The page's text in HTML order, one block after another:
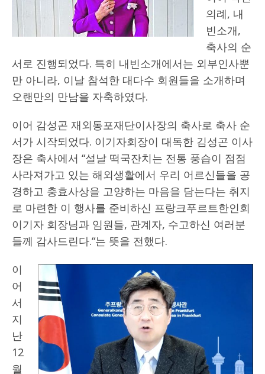
의례, 내
빈소개,
축사의 순
서로 진행되었다. 특히 내빈소개에서는 외부인사뿐
만 아니라, 이날 참석한 대다수 회원들을 소개하며
오랜만의 만남을 자축하였다.
이어 감성곤 재외동포재단이사장의 축사로 축사 순
서가 시작되었다. 이기자회장이 대독한 김성곤 이사
장은 축사에서 “설날 떡국잔치는 전통 풍습이 점점
사라져가고 있는 해외생활에서 우리 어르신들을 공
경하고 충효사상을 고양하는 마음을 담는다는 취지
로 마련한 이 행사를 준비하신 프랑크푸르트한인회
이기자 회장님과 임원들, 관계자, 수고하신 여러분
들께 감사드린다.“는 뜻을 전했다.
이
어
서
지
난
12
월